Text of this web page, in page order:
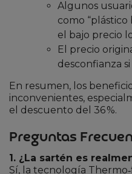
Algunos
como “plástico
el bajo precio
El precio
desconfianza
En resumen, los
inconvenientes,
el descuento del 36 %.
Preguntas
1. ¿La sartén es
Sí, la tecnología